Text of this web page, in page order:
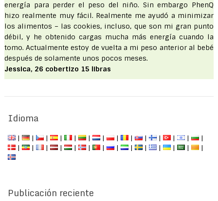
energía para perder el peso del niño. Sin embargo PhenQ
hizo realmente muy fácil. Realmente me ayudó a minimizar
los alimentos – las cookies, incluso, que son mi gran punto
débil, y he obtenido cargas mucha más energía cuando la
tomo. Actualmente estoy de vuelta a mi peso anterior al bebé
después de solamente unos pocos meses.
Jessica, 26 cobertizo 15 libras
Idioma
| | | | | | | | | | | | |
|
|
| | | | | | | | | | | | |
Publicación reciente